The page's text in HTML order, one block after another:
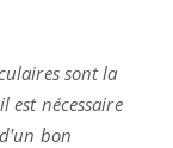
sont la
est nécessaire
bon